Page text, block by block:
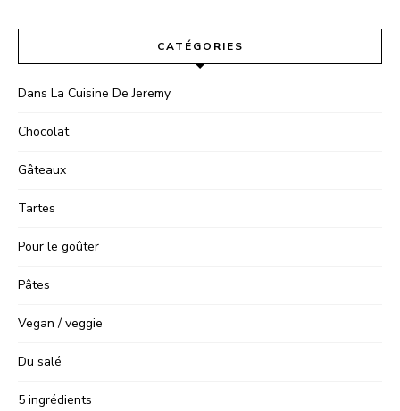
CATÉGORIES
Dans La Cuisine De Jeremy
Chocolat
Gâteaux
Tartes
Pour le goûter
Pâtes
Vegan / veggie
Du salé
5 ingrédients